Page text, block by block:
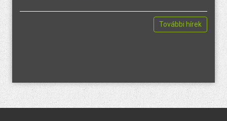
További hírek